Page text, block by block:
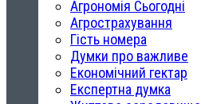
Агрономія Сьогодні
Агрострахування
Гість номера
Думки про важливе
Економічний гектар
Експертна думка